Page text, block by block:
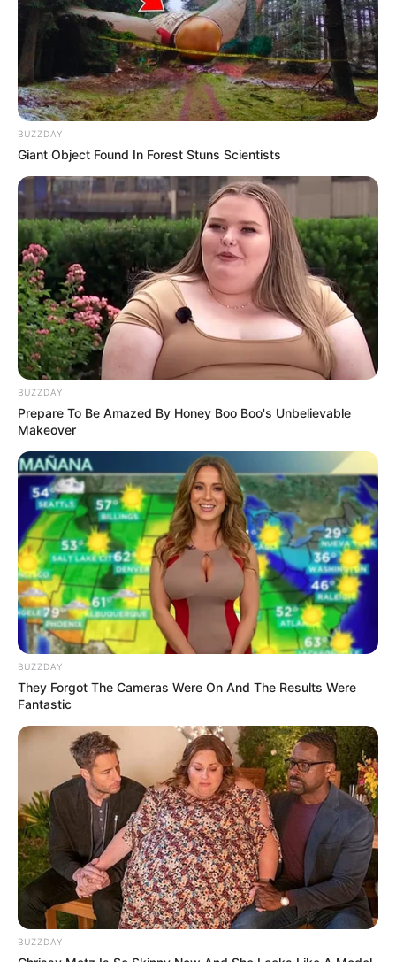
Langka Banget! 10 Pose Lucu
Katak yang Bikin Ketawa
Gemes
Ambyar! 10 Kalimat Baper
Pakai Bahasa Jawa Ini Bikin
Galau Abis
Fail! 10 Potret Makanan Gagal
Dimasak yang Bikin Kamu
Nggak Selera
10 Pose Manekin Anti
Mainstream yang Konyol
Banget
BUZZDAY
Giant Object Found In Forest Stuns Scientists
BUZZDAY
Prepare To Be Amazed By Honey Boo Boo's Unbelievable
Makeover
BUZZDAY
They Forgot The Cameras Were On And The Results Were
Fantastic
BUZZDAY